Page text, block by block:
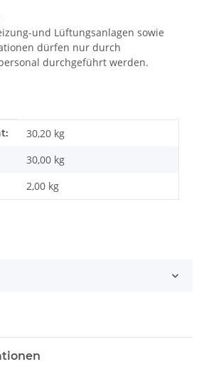
und Lüftungsanlagen sowie
dürfen nur durch
durchgeführt werden.
30,20 kg
30,00 kg
2,00 kg